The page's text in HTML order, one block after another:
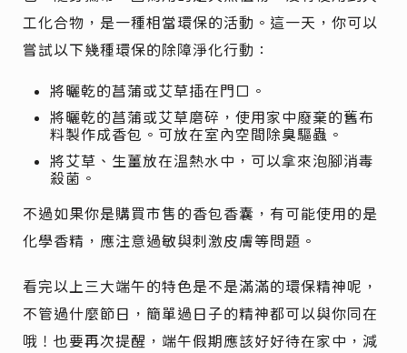
工化合物，是一種相當環保的活動。這一天，你可以
嘗試以下幾種環保的除障淨化行動：
將曬乾的菖蒲或艾草插在門口。
將曬乾的菖蒲或艾草磨碎，使用家中廢棄的舊布
料製作成香包。可放在室內空間除臭驅蟲。
將艾草、生薑放在溫熱水中，可以拿來泡腳消毒
殺菌。
不過如果你是購買市售的香包香囊，有可能使用的是
化學香精，應注意過敏與刺激皮膚等問題。
看完以上三大端午的特色是不是滿滿的環保精神呢，
不管過什麼節日，簡單過日子的精神都可以與你同在
哦！也要再次提醒，端午假期應該好好待在家中，減